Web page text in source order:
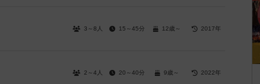
3～8人 15～45分 12歳～ 2017年
2～4人 20～40分 9歳～ 2022年